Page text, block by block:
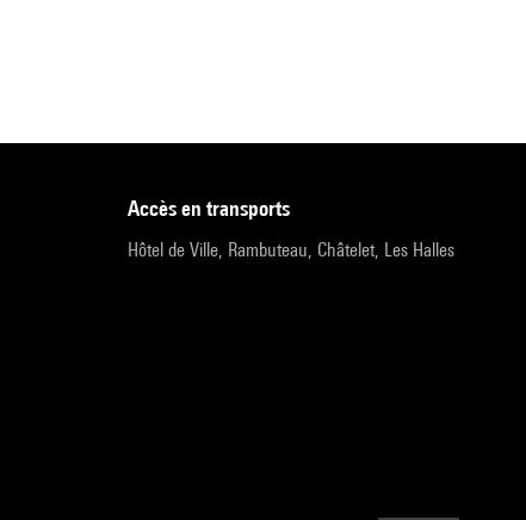
accès en transports
Hôtel de Ville, Rambuteau, Châtelet, Les Halles